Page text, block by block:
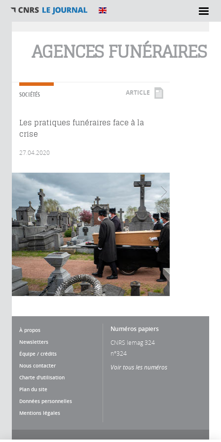
AGENCES FUNÉRAIRES
SOCIÉTÉS ARTICLE
Les pratiques funéraires face à la
crise
27.04.2020
À propos
Newsletters
Équipe / crédits
Nous contacter
Charte d'utilisation
Plan du site
Données personnelles
Mentions légales
Numéros papiers
CNRS lemag 324
n°324
Voir tous les numéros